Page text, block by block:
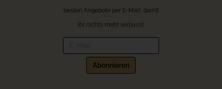
besten Angebote per E-Mail, damit
Ihr nichts mehr verpasst.
Abonnieren